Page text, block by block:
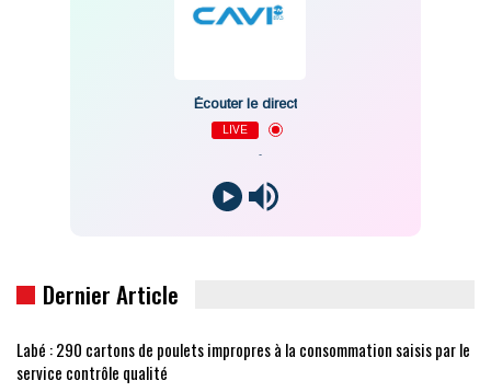
Écouter le direct
LIVE
Dernier Article
Labé : 290 cartons de poulets impropres à la consommation saisis par le
service contrôle qualité